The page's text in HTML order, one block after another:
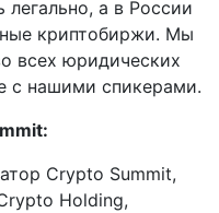
легально, а в России
криптобиржи. Мы
всех юридических
с нашими спикерами.
Crypto Summit,
Holding,